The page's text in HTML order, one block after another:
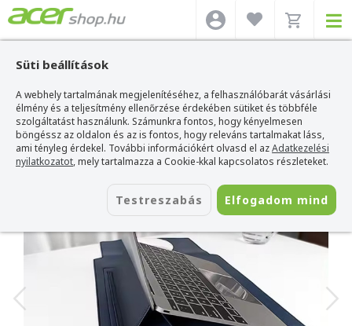
Süti beállítások
A webhely tartalmának megjelenítéséhez, a felhasználóbarát vásárlási
élmény és a teljesítmény ellenőrzése érdekében sütiket és többféle
szolgáltatást használunk. Számunkra fontos, hogy kényelmesen
böngéssz az oldalon és az is fontos, hogy releváns tartalmakat láss,
ami tényleg érdekel. További információkért olvasd el azAdatkezelési
nyilatkozatot, mely tartalmazza a Cookie-kkal kapcsolatos részleteket.
Testreszabás Elfogadom mind
Acer webshop>Laptop táskák >Laptop táskák 14”>Stride Multifunkciós
Notebook Sleeve tok 14" - Kék
Stride Multifunkciós Notebook Sleeve
tok 14" - Kék
Azonosító: ANH-SL-13 blue